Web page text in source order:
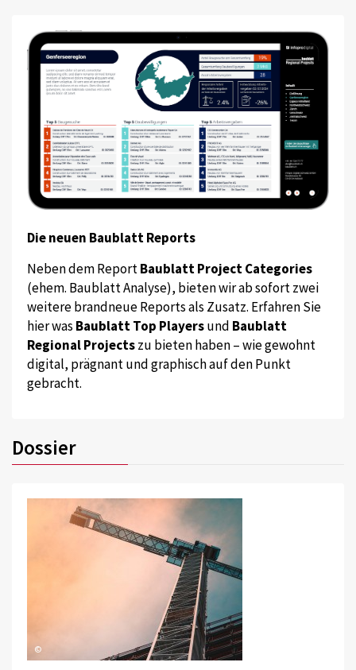
Die neuen Baublatt Reports
Neben dem ReportBaublatt Project Categories
(ehem. Baublatt Analyse), bieten wir ab sofort zwei
weitere brandneue Reports als Zusatz. Erfahren Sie
hier was Baublatt Top Playersund Baublatt
Regional Projectszu bieten haben – wie gewohnt
digital, prägnant und graphisch auf den Punkt
gebracht.
Dossier
©